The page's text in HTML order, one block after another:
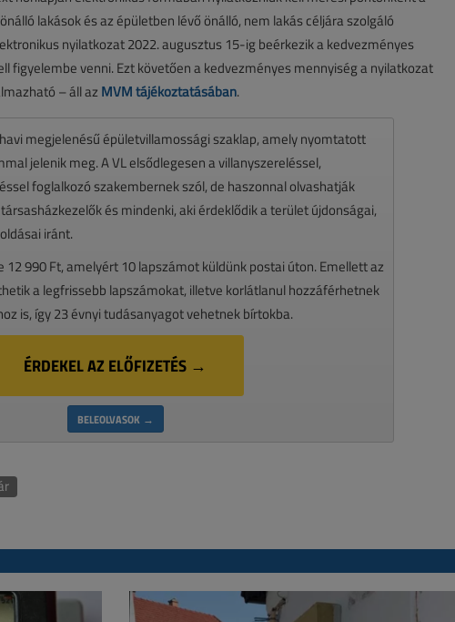
lakások és az épületben lévő önálló, nem lakás céljára szolgáló
nyilatkozat 2022. augusztus 15-ig beérkezik a kedvezményes
figyelembe venni. Ezt követően a kedvezményes mennyiség a nyilatkozat
– áll az MVM tájékoztatásában.
megjelenésű épületvillamossági szaklap, amely nyomtatott
jelenik meg. A VL elsődlegesen a villanyszereléssel,
foglalkozó szakembernek szól, de haszonnal olvashatják
és mindenki, aki érdeklődik a terület újdonságai,
iránt.
12 990 Ft, amelyért 10 lapszámot küldünk postai úton. Emellett az
a legfrissebb lapszámokat, illetve korlátlanul hozzáférhetnek
is, így 23 évnyi tudásanyagot vehetnek bírtokba.
ÉRDEKEL AZ ELŐFIZETÉS →
BELEOLVASOK →